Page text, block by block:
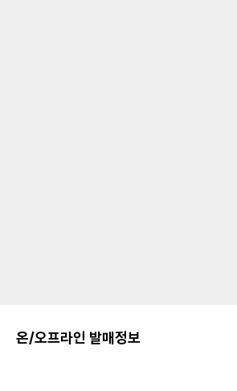
온/오프라인 발매정보